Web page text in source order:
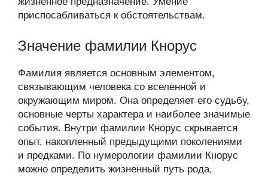
приспосабливаться к обстоятельствам.
Значение фамилии Кнорус
Фамилия является основным элементом,
связывающим человека со вселенной и
окружающим миром. Она определяет его судьбу,
основные черты характера и наиболее значимые
события. Внутри фамилии Кнорус скрывается
опыт, накопленный предыдущими поколениями
и предками. По нумерологии фамилии Кнорус
можно определить жизненный путь рода,